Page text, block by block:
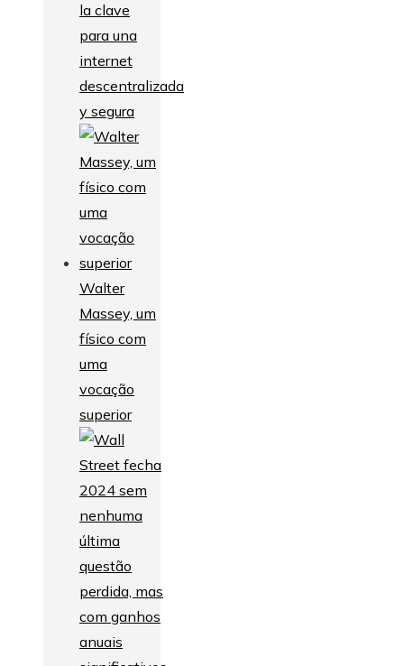
la clave
para una
internet
descentralizada
y segura
Walter
Massey, um
físico com
uma
vocação
superior